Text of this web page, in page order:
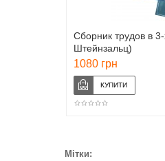
Сборник трудов в
Штейнзальц)
1080 грн
Мітки: